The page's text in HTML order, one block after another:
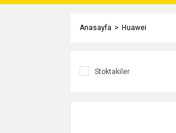
Anasayfa Huawei
Stoktakiler